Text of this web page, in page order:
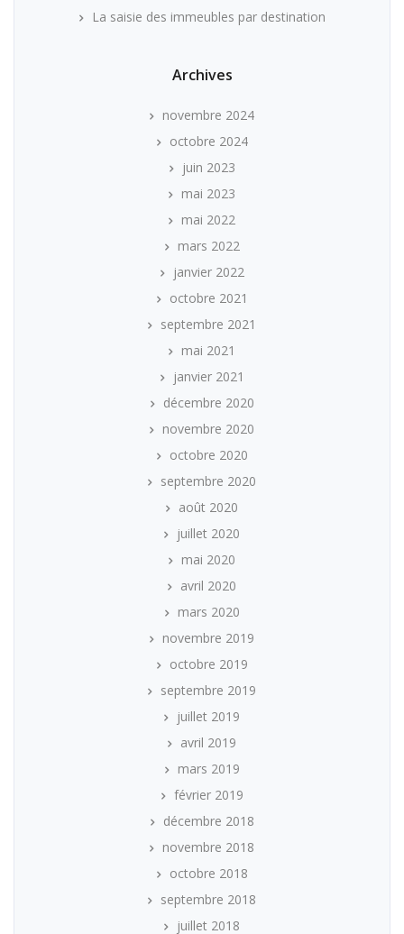
La saisie des immeubles par destination
Archives
novembre 2024
octobre 2024
juin 2023
mai 2023
mai 2022
mars 2022
janvier 2022
octobre 2021
septembre 2021
mai 2021
janvier 2021
décembre 2020
novembre 2020
octobre 2020
septembre 2020
août 2020
juillet 2020
mai 2020
avril 2020
mars 2020
novembre 2019
octobre 2019
septembre 2019
juillet 2019
avril 2019
mars 2019
février 2019
décembre 2018
novembre 2018
octobre 2018
septembre 2018
juillet 2018